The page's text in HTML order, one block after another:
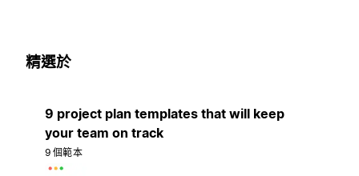
精選於
9 project plan templates that will keep
your team on track
9 個範本